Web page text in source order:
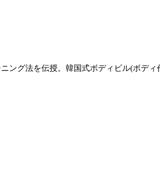
ング法を伝授。韓国式ボディビル(ボデ